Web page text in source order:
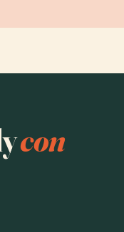
con